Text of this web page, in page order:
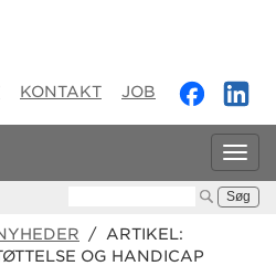
KONTAKT JOB
/ ARTIKEL:
OG HANDICAP